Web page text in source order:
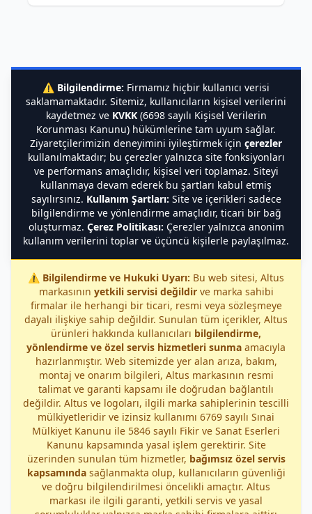
⚠️ Bilgilendirme: Firmamız hiçbir kullanıcı verisi
saklamamaktadır. Sitemiz, kullanıcıların kişisel verilerini
kaydetmez ve KVKK(6698 sayılı Kişisel Verilerin
Korunması Kanunu) hükümlerine tam uyum sağlar.
Ziyaretçilerimizin deneyimini iyileştirmek için çerezler
kullanılmaktadır; bu çerezler yalnızca site fonksiyonları
ve performans amaçlıdır, kişisel veri toplamaz. Siteyi
kullanmaya devam ederek bu şartları kabul etmiş
sayılırsınız. Kullanım Şartları: Site ve içerikleri sadece
bilgilendirme ve yönlendirme amaçlıdır, ticari bir bağ
oluşturmaz. Çerez Politikası: Çerezler yalnızca anonim
kullanım verilerini toplar ve üçüncü kişilerle paylaşılmaz.
⚠️ Bilgilendirme ve Hukuki Uyarı: Bu web sitesi, Altus
markasının yetkili servisi değildirve marka sahibi
firmalar ile herhangi bir ticari, resmi veya sözleşmeye
dayalı ilişkiye sahip değildir. Sunulan tüm içerikler, Altus
ürünleri hakkında kullanıcıları bilgilendirme,
yönlendirme ve özel servis hizmetleri sunma amacıyla
hazırlanmıştır. Web sitemizde yer alan arıza, bakım,
montaj ve onarım bilgileri, Altus markasının resmi
talimat ve garanti kapsamı ile doğrudan bağlantılı
değildir. Altus ve logoları, ilgili marka sahiplerinin tescilli
mülkiyetleridir ve izinsiz kullanımı 6769 sayılı Sınai
Mülkiyet Kanunu ile 5846 sayılı Fikir ve Sanat Eserleri
Kanunu kapsamında yasal işlem gerektirir. Site
üzerinden sunulan tüm hizmetler, bağımsız özel servis
kapsamındasağlanmakta olup, kullanıcıların güvenliği
ve doğru bilgilendirilmesi öncelikli amaçtır. Altus
markası ile ilgili garanti, yetkili servis ve yasal